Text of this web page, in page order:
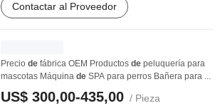
Contactar al Proveedor
Precio de fábrica OEM Productos de peluquería para
mascotas Máquina de SPA para perros Bañera para ...
US$ 300,00-435,00 / Pieza